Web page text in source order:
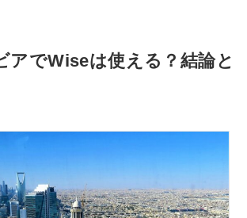
アでWiseは使える？結論と